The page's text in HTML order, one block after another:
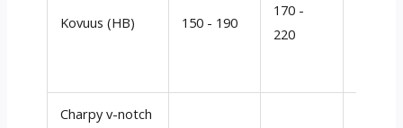
Kovuus (HB) 150 - 190
170 -
220
Charpy v-notch